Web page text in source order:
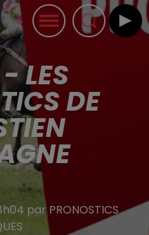
LES
DE
par PRONOSTICS